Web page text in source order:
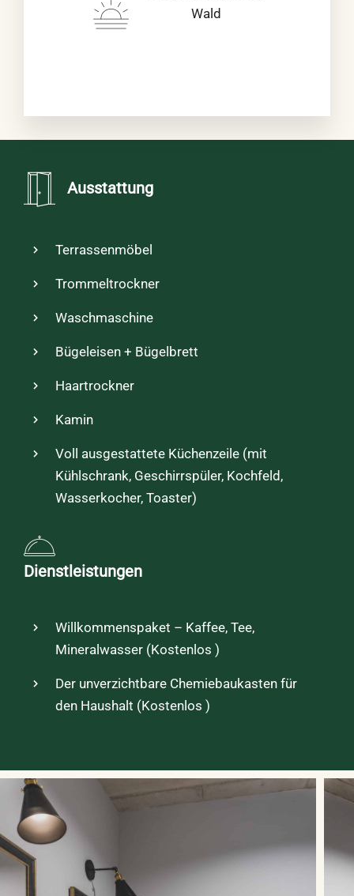
Wald
Ausstattung
Terrassenmöbel
Trommeltrockner
Waschmaschine
Bügeleisen + Bügelbrett
Haartrockner
Kamin
Voll ausgestattete Küchenzeile (mit
Kühlschrank, Geschirrspüler, Kochfeld,
Wasserkocher, Toaster)
Dienstleistungen
Willkommenspaket – Kaffee, Tee,
Mineralwasser (Kostenlos )
Der unverzichtbare Chemiebaukasten für
den Haushalt (Kostenlos )